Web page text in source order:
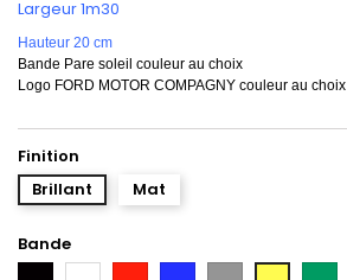
Largeur 1m30
Hauteur 20 cm
Bande Pare soleil couleur au choix
Logo FORD MOTOR COMPAGNY couleur au choix
Finition
Brillant
Mat
Bande